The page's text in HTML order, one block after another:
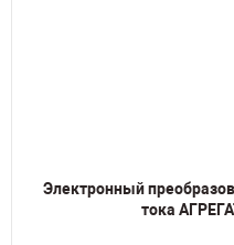
Электронный
тока